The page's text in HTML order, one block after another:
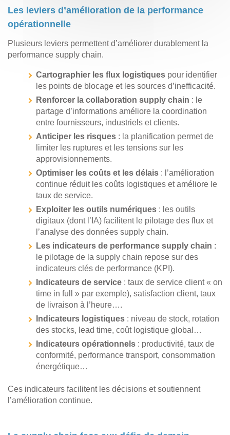
Les leviers d’amélioration de la performance
opérationnelle
Plusieurs leviers permettent d’améliorer durablement la
performance supply chain.
Cartographier les flux logistiques pour identifier
les points de blocage et les sources d’inefficacité.
Renforcer la collaboration supply chain : le
partage d’informations améliore la coordination
entre fournisseurs, industriels et clients.
Anticiper les risques : la planification permet de
limiter les ruptures et les tensions sur les
approvisionnements.
Optimiser les coûts et les délais : l’amélioration
continue réduit les coûts logistiques et améliore le
taux de service.
Exploiter les outils numériques : les outils
digitaux (dont l’IA) facilitent le pilotage des flux et
l’analyse des données supply chain.
Les indicateurs de performance supply chain :
le pilotage de la supply chain repose sur des
indicateurs clés de performance (KPI).
Indicateurs de service : taux de service client « on
time in full » par exemple), satisfaction client, taux
de livraison à l’heure….
Indicateurs logistiques : niveau de stock, rotation
des stocks, lead time, coût logistique global…
Indicateurs opérationnels : productivité, taux de
conformité, performance transport, consommation
énergétique…
Ces indicateurs facilitent les décisions et soutiennent
l’amélioration continue.